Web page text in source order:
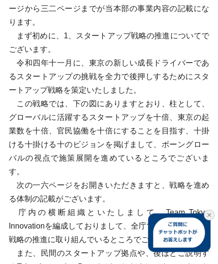
ージから三二ページまでが当本部の事業内容の記載にな
ります。
まず初めに、1、スタートアップ戦略の推進についてで
ございます。
令和四年十一月に、東京の新しい成長ドライバーであ
るスタートアップの挑戦を全力で後押しするためにスタ
ートアップ戦略を策定いたしました。
この戦略では、下の図にありますとおり、柱として、
グローバルに活躍するスタートアップを十倍、東京の起
業数を十倍、官民協働を十倍にすることを目指す、十掛
ける十掛ける十のビジョンを掲げまして、ボーングロー
バルの視点で施策展開を進めているところでございま
す。
次の一六ページをお開きいただきますと、戦略を進め
る体制の記載がございます。
庁内の横断組織といたしまして、Team Tokyo
Innovationを編成しておりまして、全庁でスタートアップ
戦略の推進に取り組んでいるところでございます。
また、民間のスタートアップ拠点や、後ほどご説明す